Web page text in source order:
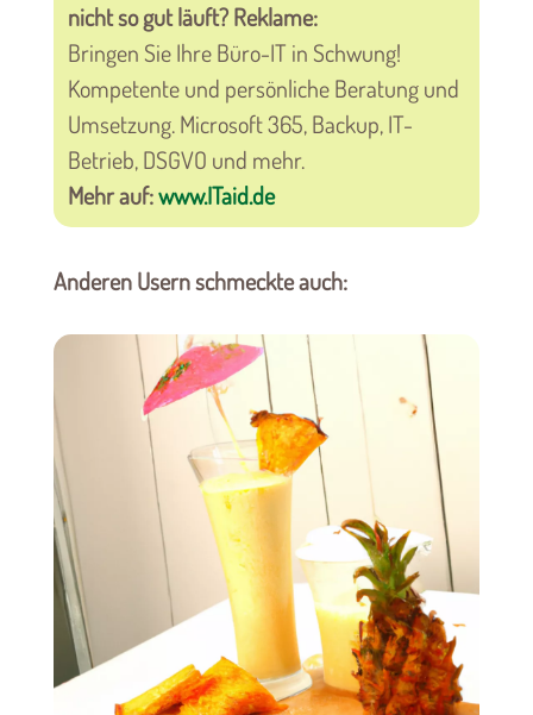
nicht so gut läuft? Reklame:
Bringen Sie Ihre Büro-IT in Schwung!
Kompetente und persönliche Beratung und
Umsetzung. Microsoft 365, Backup, IT-
Betrieb, DSGVO und mehr.
Mehr auf:www.ITaid.de
Anderen Usern schmeckte auch: